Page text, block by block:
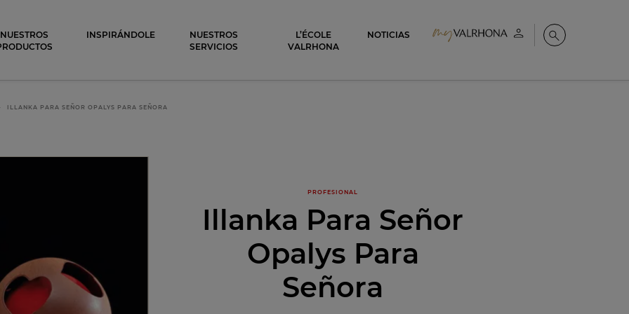
Mi cuenta Buscar
NUESTROS
INSPIRÁNDOLE
NUESTROS
SERVICIOS
L’ÉCOLE
VALRHONA
NOTICIAS
ILLANKA PARA SEÑOR OPALYS PARA SEÑORA
PROFESIONAL
Illanka Para Señor
Opalys Para
Señora